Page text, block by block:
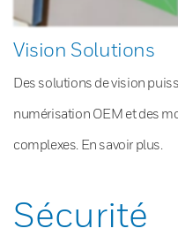
Vision Solutions
Des solutions de vision
numérisation OEM et des
complexes. En savoir plus.
Sécurité